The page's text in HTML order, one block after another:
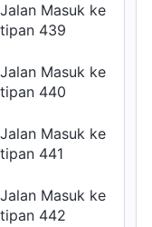
Masuk ke
439
Masuk ke
440
Masuk ke
441
Masuk ke
442